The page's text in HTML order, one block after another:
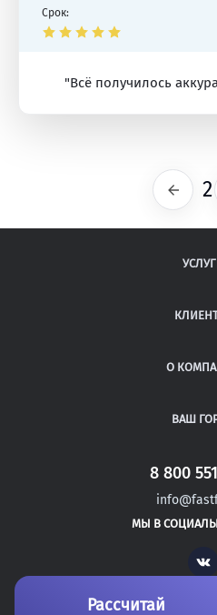
Срок:
"Всё получилось
2
ДИПЛОМНЫЕ
ВОПРОСЫ И
ПОЛИТИКА
О
ВАШ
САНКТ-
8 800
МЫ В
Vk
Рассчитай